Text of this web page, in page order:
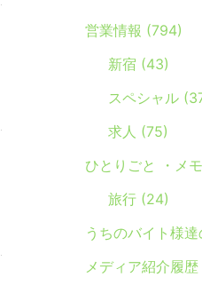
営業情報 (794)
新宿 (43)
スペシャル
求人 (75)
ひとりごと ・メモ
旅行 (24)
うちのバイト様
メディア紹介履歴